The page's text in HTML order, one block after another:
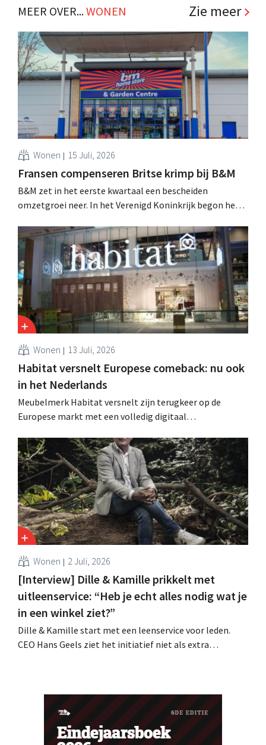
MEER OVER...WONEN Zie meer
Wonen 15 Juli, 2026
Fransen compenseren Britse krimp bij B&M
B&M zet in het eerste kwartaal een bescheiden
omzetgroei neer. In het Verenigd Koninkrijk begon het
een betere prestatie van Heron Foods vingen de daling
op.
Wonen 13 Juli, 2026
Habitat versnelt Europese comeback: nu ook
in het Nederlands
Meubelmerk Habitat versnelt zijn terugkeer op de
Europese markt met een volledig digitaal
unique groeit het merk opnieuw en mikt het op
aanwezigheid in veertien Europese landen.
Wonen 2 Juli, 2026
[Interview] Dille & Kamille prikkelt met
uitleenservice: “Heb je echt alles nodig wat je
in een winkel ziet?”
Dille & Kamille start met een leenservice voor leden.
CEO Hans Geels ziet het initiatief niet als extra